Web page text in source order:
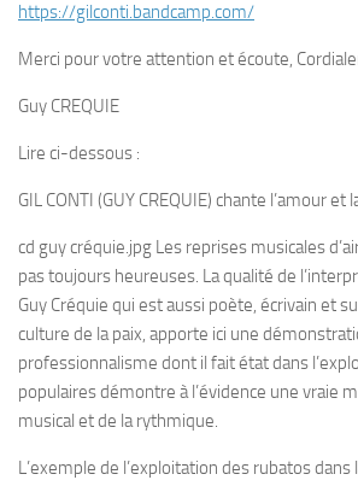
https://gilconti.bandcamp.com/
Merci pour votre attention et écoute,
Guy CREQUIE
Lire ci-dessous :
GIL CONTI (GUY CREQUIE) chante l’amour
cd guy créquie.jpg Les reprises musicales
pas toujours heureuses. La qualité de
Guy Créquie qui est aussi poète, écrivain et
culture de la paix, apporte ici une
professionnalisme dont il fait état dans
populaires démontre à l’évidence une vraie
musical et de la rythmique.
L’exemple de l’exploitation des rubatos dans